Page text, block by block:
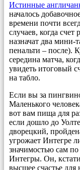
Истинные
началось
времени почти
случаев, когда
назначат два мини-
пенальти – после).
середина матча,
увидеть итоговый
на табло.
Если вы за
Маленького
вот вам пища для
если дошло до
дворецкий,
угрожает Интегре
значимостью сам по
Интегры. Он,
высшее счастье